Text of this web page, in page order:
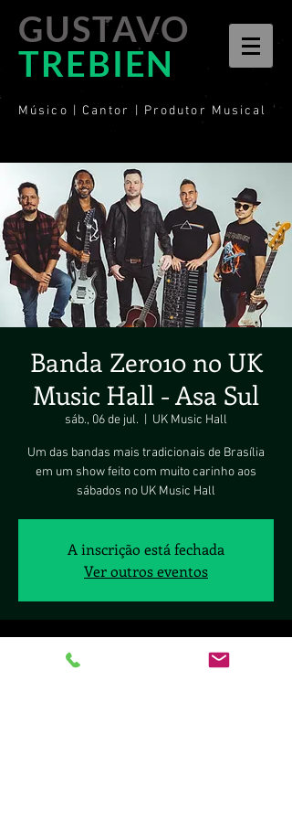
GUSTAVO
TREBIEN
Músico | Cantor | Produtor Musical
Banda Zero10 no UK
Music Hall - Asa Sul
sáb., 06 de jul. UK Music Hall
Um das bandas mais tradicionais de Brasília
em um show feito com muito carinho aos
sábados no UK Music Hall
A inscrição está fechada
Ver outros eventos
Horário e local